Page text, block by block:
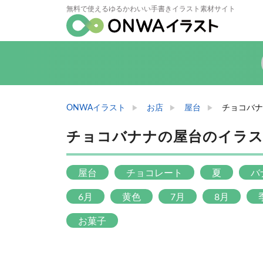
無料で使えるゆるかわいい手書きイラスト素材サイト
ONWAイラスト お店 屋台 チョコバ
チョコバナナの屋台のイラ
屋台 チョコレート 夏 バ
6月 黄色 7月 8月
お菓子